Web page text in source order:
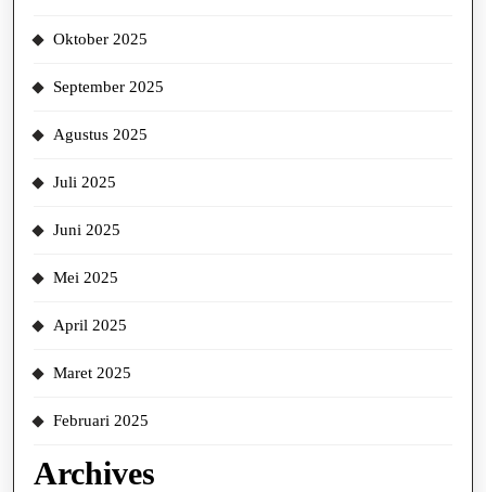
Oktober 2025
September 2025
Agustus 2025
Juli 2025
Juni 2025
Mei 2025
April 2025
Maret 2025
Februari 2025
Archives